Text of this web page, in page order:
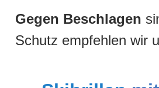
Gegen Beschlagen
Schutz empfehlen wir